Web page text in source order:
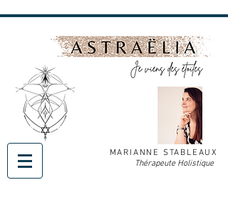
MARIANNE STABLEAUX
Thérapeute Holistique